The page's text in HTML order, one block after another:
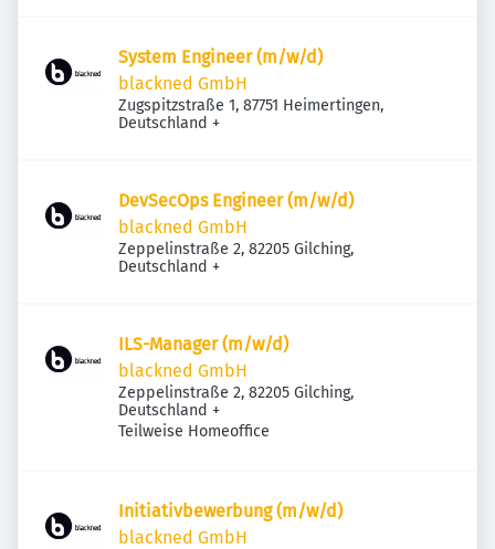
System Engineer (m/w/d)
blackned GmbH
Zugspitzstraße 1, 87751 Heimertingen,
Deutschland +
DevSecOps Engineer (m/w/d)
blackned GmbH
Zeppelinstraße 2, 82205 Gilching,
Deutschland +
ILS-Manager (m/w/d)
blackned GmbH
Zeppelinstraße 2, 82205 Gilching,
Deutschland +
Teilweise Homeoffice
Initiativbewerbung (m/w/d)
blackned GmbH